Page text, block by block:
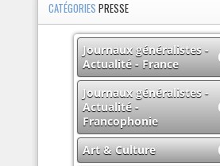
CATÉGORIESPRESSE
Journaux généralistes -
Actualité - France
Journaux généralistes -
Actualité -
Francophonie
Art & Culture